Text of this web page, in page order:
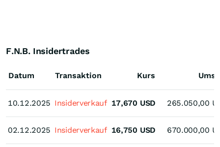
F.N.B. Insidertrades
Datum
10.12.2025
02.12.2025
Transaktion Kurs
10.12.2025 Insiderverkauf 17,670 USD 265.050,00
02.12.2025 Insiderverkauf 16,750 USD 670.000,00